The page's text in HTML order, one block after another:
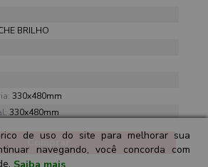
BRILHO
330x480mm
330x480mm
Comprar
de uso do site para melhorar sua
navegando, você concorda com